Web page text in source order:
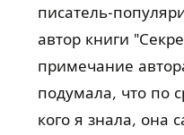
писатель-
автор книги
примечание
подумала, что по
кого я знала, она